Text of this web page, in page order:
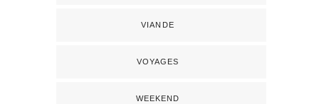
VIANDE
VOYAGES
WEEKEND